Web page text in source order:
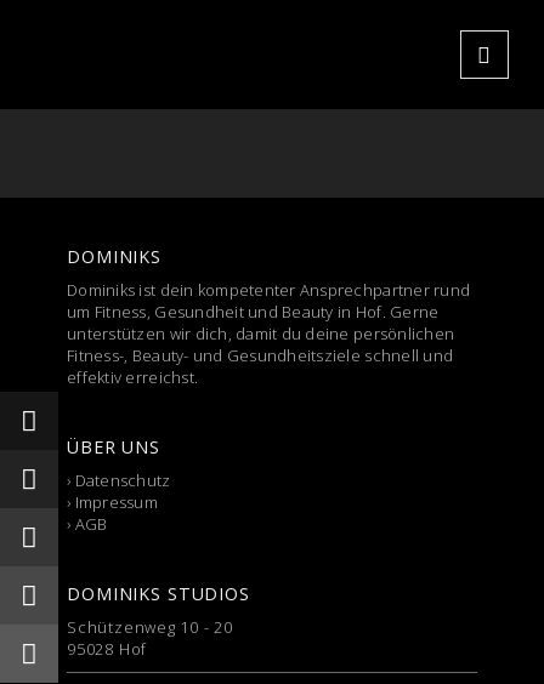
DOMINIKS
Dominiks ist dein kompetenter Ansprechpartner rund
um Fitness, Gesundheit und Beauty in Hof. Gerne
unterstützen wir dich, damit du deine persönlichen
Fitness-, Beauty- und Gesundheitsziele schnell und
effektiv erreichst.
ÜBER UNS
› Datenschutz
› Impressum
› AGB
DOMINIKS STUDIOS
Schützenweg 10 - 20
95028 Hof